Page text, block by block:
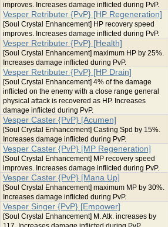
improves. Increases damage inflicted during PvP.
Vesper Retributer {PvP} [HP Regeneration]
[Soul Crystal Enhancement] HP recovery speed
improves. Increases damage inflicted during PvP.
Vesper Retributer {PvP} [Health]
[Soul Crystal Enhancement] maximum HP by 25%.
Increases damage inflicted during PvP.
Vesper Retributer {PvP} [HP Drain]
[Soul Crystal Enhancement] 4% of the damage
inflicted on the enemy with a close range general
physical attack is recovered as HP. Increases
damage inflicted during PvP.
Vesper Caster {PvP} [Acumen]
[Soul Crystal Enhancement] Casting Spd by 15%.
Increases damage inflicted during PvP.
Vesper Caster {PvP} [MP Regeneration]
[Soul Crystal Enhancement] MP recovery speed
improves. Increases damage inflicted during PvP.
Vesper Caster {PvP} [Mana Up]
[Soul Crystal Enhancement] maximum MP by 30%.
Increases damage inflicted during PvP.
Vesper Singer {PvP} [Empower]
[Soul Crystal Enhancement] M. Atk. increases by